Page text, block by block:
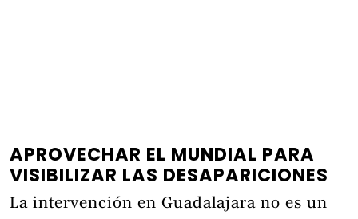
APROVECHAR EL MUNDIAL PARA
VISIBILIZAR LAS DESAPARICIONES
La intervención en Guadalajara no es un